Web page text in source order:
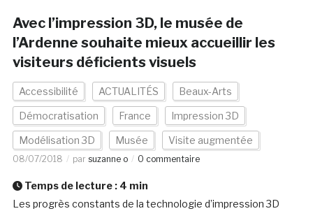
Avec l’impression 3D, le musée de
l’Ardenne souhaite mieux accueillir les
visiteurs déficients visuels
Accessibilité ACTUALITÉS Beaux-Arts
Démocratisation France Impression 3D
Modélisation 3D Musée Visite augmentée
08/07/2018 par suzanne o 0 commentaire
Temps de lecture : 4 min
Les progrès constants de la technologie d’impression 3D